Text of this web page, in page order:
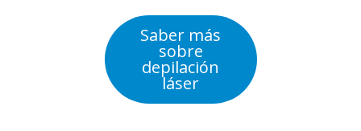
Saber más
sobre
depilación
láser